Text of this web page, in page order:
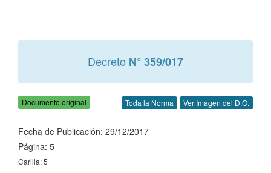
Decreto N° 359/017
Documento original Toda la Norma Ver Imagen del D.O.
Fecha de Publicación: 29/12/2017
Página: 5
Carilla: 5